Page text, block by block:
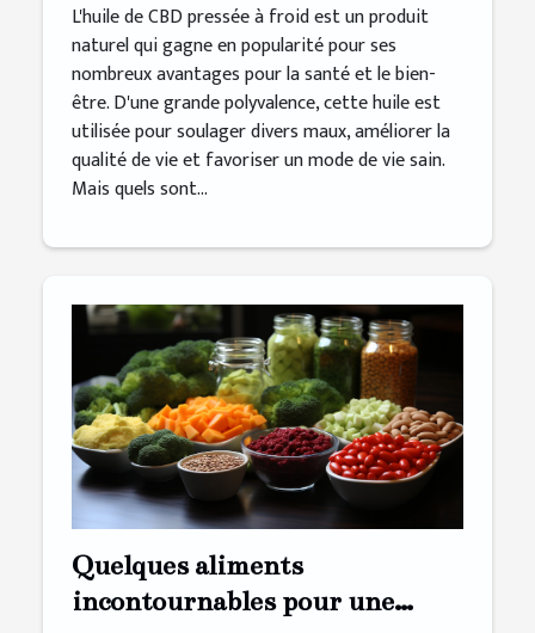
L'huile de CBD pressée à froid est un produit
naturel qui gagne en popularité pour ses
nombreux avantages pour la santé et le bien-
être. D'une grande polyvalence, cette huile est
utilisée pour soulager divers maux, améliorer la
qualité de vie et favoriser un mode de vie sain.
Mais quels sont...
Quelques aliments
incontournables pour une